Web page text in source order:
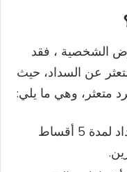
الشخصية ، فقد
عن السداد، حيث
متعثر، وهي ما يلي:
في حالة عدم قيام الفرد بالسداد لمدة 5 أقساط